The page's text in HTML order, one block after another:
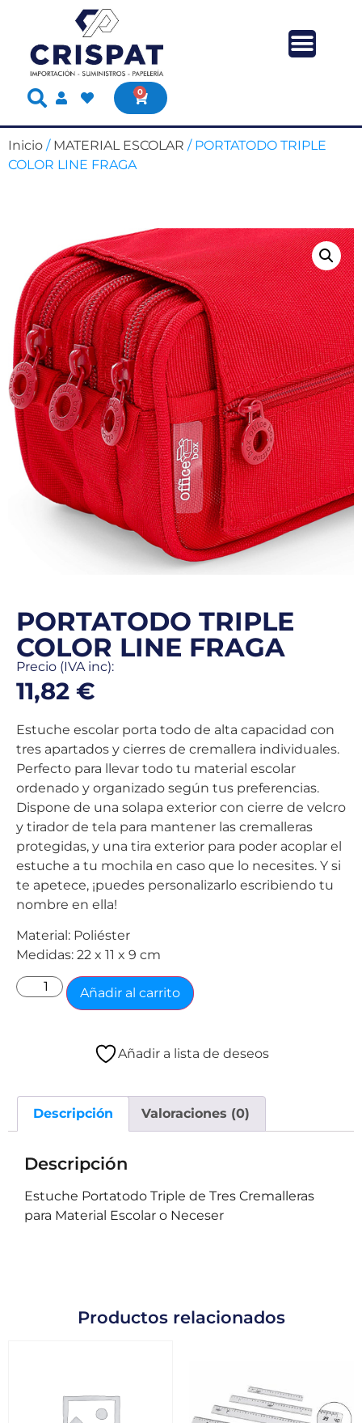
0
Inicio / MATERIAL ESCOLAR / PORTATODO TRIPLE
COLOR LINE FRAGA
PORTATODO TRIPLE
COLOR LINE FRAGA
Precio (IVA inc):
11,82 €
Estuche escolar porta todo de alta capacidad con
tres apartados y cierres de cremallera individuales.
Perfecto para llevar todo tu material escolar
ordenado y organizado según tus preferencias.
Dispone de una solapa exterior con cierre de velcro
y tirador de tela para mantener las cremalleras
protegidas, y una tira exterior para poder acoplar el
estuche a tu mochila en caso que lo necesites. Y si
te apetece, ¡puedes personalizarlo escribiendo tu
nombre en ella!
Material: Poliéster
Medidas: 22 x 11 x 9 cm
Añadir al carrito
Añadir a lista de deseos
Descripción Valoraciones (0)
Descripción
Estuche Portatodo Triple de Tres Cremalleras
para Material Escolar o Neceser
Productos relacionados